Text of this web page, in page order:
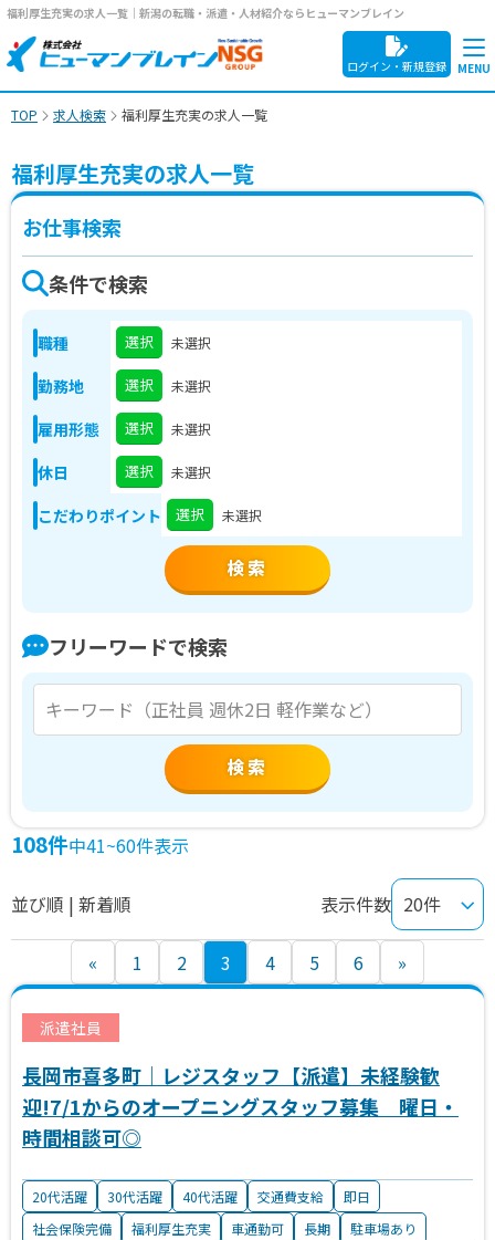
福利厚生充実の求人一覧｜新潟の転職・派遣・人材紹介ならヒューマンブレイン
ログイン・新規登録
TOP 求人検索 福利厚生充実の求人一覧
福利厚生充実の求人一覧
お仕事検索
条件で検索
職種 選択 未選択
勤務地 選択 未選択
雇用形態 選択 未選択
休日 選択 未選択
こだわりポイント 選択 未選択
フリーワードで検索
検索
108件中41~60件表示
並び順 | 新着順 表示件数
投
稿
の
ペ
ー
ジ
り
« 1 2 3 4 5 6 »
派遣社員
長岡市喜多町｜レジスタッフ【派遣】未経験歓
迎!7/1からのオープニングスタッフ募集 曜日・
時間相談可◎
20代活躍 30代活躍 40代活躍 交通費支給
即日
社会保険完備
福利厚生充実 車通勤可 長期 駐車場あり